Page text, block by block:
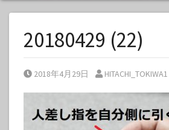
20180429 (22)
Posted on
2018年4月29日 Posted by
HITACHI_TOKIWA1